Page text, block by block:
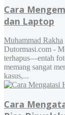
Cara
dan Laptop
Muhammad Rakha
Dutormasi.com -
terhapus—entah
memang sangat
kasus,...
Cara